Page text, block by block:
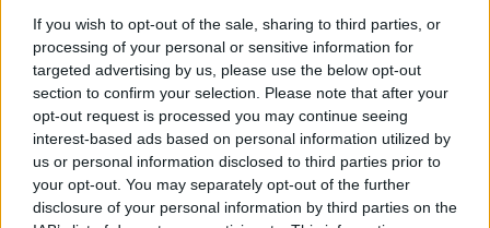
If you wish to opt-out of the sale, sharing to third parties, or
processing of your personal or sensitive information for
targeted advertising by us, please use the below opt-out
section to confirm your selection. Please note that after your
opt-out request is processed you may continue seeing
interest-based ads based on personal information utilized by
us or personal information disclosed to third parties prior to
your opt-out. You may separately opt-out of the further
disclosure of your personal information by third parties on the
Žiūrimiausi įrašai
00:00:30
Vaizdai iš tragiškos avarijos Vilniaus r.: dviejų moterų ir
vaiko gyvybių išgelbėti nepavyko